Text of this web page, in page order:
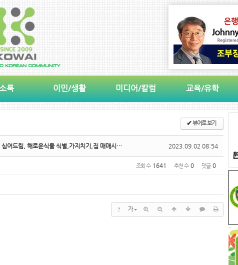
록 이민/생활 미디어/칼럼 교육/유학
✔뷰어로 보기
2023.09.02 08:54
어드림, 해로운식물 식별,가지치기,집 매매시…
조회 수 1641 추천 수 0 댓글 0
? 가